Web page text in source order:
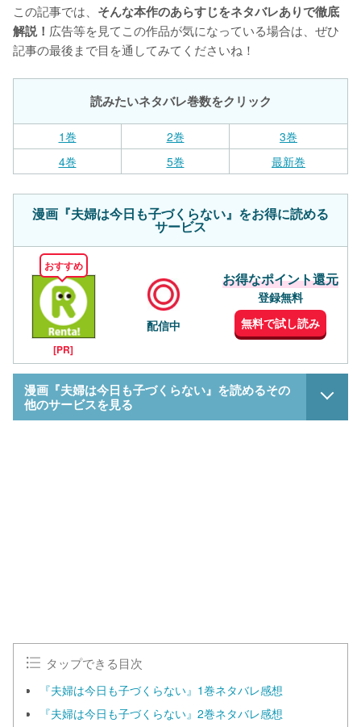
この記事では、 そんな本作のあらすじをネタバレありで徹底
解説！ 広告等を見てこの作品が気になっている場合は、ぜひ
記事の最後まで目を通してみてくださいね！
読みたいネタバレ巻数をクリック
1巻 2巻
3巻
4巻
5巻 最新巻
漫画『夫婦は今日も子づくらない』をお得に読める
サービス
おすすめ
[PR]
配信中
お得なポイント還元
登録無料
無料で試し読み
漫画『夫婦は今日も子づくらない』を読めるその
他のサービスを見る
タップできる目次
『夫婦は今日も子づくらない』1巻ネタバレ感想
『夫婦は今日も子づくらない』2巻ネタバレ感想